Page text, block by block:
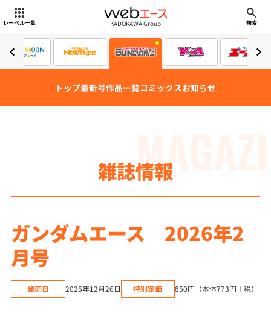
レーベル一覧 webエース
KADOKAWA Group 検索
トップ最新号作品一覧コミックスお知らせ
雑誌情報
ガンダムエース 2026年2
月号
発売日 2025年12月26日 特別定価 850円（本体773円＋税）